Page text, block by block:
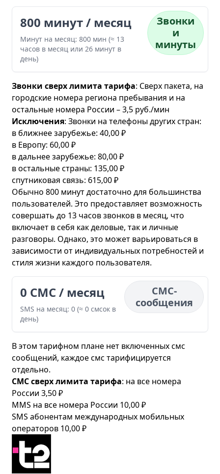
Звонки
и
минуты
800 минут / месяц
Минут на месяц: 800 мин (≈ 13
часов в месяц или 26 минут в
день)
Звонки сверх лимита тарифа: Сверх пакета, на
городские номера региона пребывания и на
остальные номера России – 3,5 руб./мин
Исключения: Звонки на телефоны других стран:
в ближнее зарубежье: 40,00 ₽
в Европу: 60,00 ₽
в дальнее зарубежье: 80,00 ₽
в остальные страны: 135,00 ₽
спутниковая связь: 615,00 ₽
Обычно 800 минут достаточно для большинства
пользователей. Это предоставляет возможность
совершать до 13 часов звонков в месяц, что
включает в себя как деловые, так и личные
разговоры. Однако, это может варьироваться в
зависимости от индивидуальных потребностей и
стиля жизни каждого пользователя.
СМС-
сообщения
0 СМС / месяц
SMS на месяц: 0 (≈ 0 смсок в
день)
В этом тарифном плане нет включенных смс
сообщений, каждое смс тарифицируется
отдельно.
СМС сверх лимита тарифа: на все номера
России 3,50 ₽
MMS на все номера России 10,00 ₽
SMS абонентам международных мобильных
операторов 10,00 ₽